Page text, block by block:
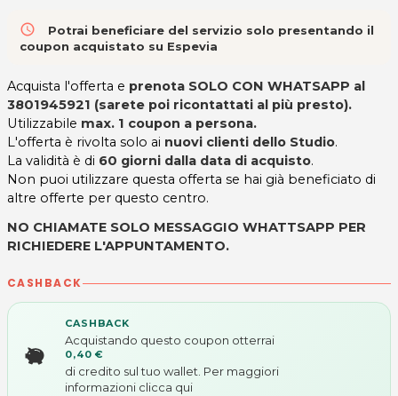
access_time
Potrai beneficiare del servizio solo presentando il
coupon acquistato su Espevia
Acquista l'offerta e prenota SOLO CON WHATSAPP al
3801945921 (sarete poi ricontattati al più presto).
Utilizzabile max. 1 coupon a persona.
L'offerta è rivolta solo ai nuovi clienti dello Studio.
La validità è di 60 giorni dalla data di acquisto.
Non puoi utilizzare questa offerta se hai già beneficiato di
altre offerte per questo centro.
NO CHIAMATE SOLO MESSAGGIO WHATTSAPP PER
RICHIEDERE L'APPUNTAMENTO.
CASHBACK
CASHBACK
Acquistando questo coupon otterrai
0,40 €
di credito sul tuo wallet. Per maggiori
informazioni clicca qui